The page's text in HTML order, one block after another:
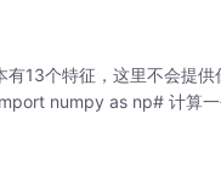
个特征，这里不会提供
numpy as np# 计算